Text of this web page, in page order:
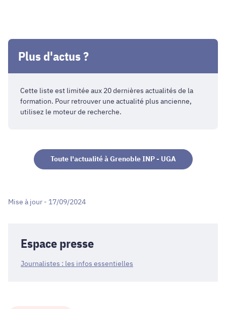
Plus d'actus ?
Cette liste est limitée aux 20 dernières actualités de la
formation. Pour retrouver une actualité plus ancienne,
utilisez le moteur de recherche.
Toute l'actualité à Grenoble INP - UGA
Mise à jour - 17/09/2024
Espace presse
Journalistes : les infos essentielles